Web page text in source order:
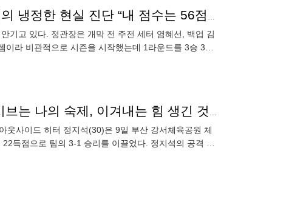
안 데려왔으면 어쩔 뻔…정관장 ‘벼락 스타’ 최서현의 냉정한 현실 진단 “내 점수는 56점, 아직 많이 부족해”[SS현장]
기고 있다. 정관장은 개막 전 주전 세터 염혜선, 백업 김
라 비관적으로 시즌을 시작했는데 1라운드를 3승 3패
‘선두’ 대한항공 이끄는 캡틴 정지석 “흔들리는 리시브는 나의 숙제, 이겨내는 힘 생긴 것 같다”[현장인터뷰]
웃사이드 히터 정지석(30)은 9일 부산 강서체육공원 체
득점으로 팀의 3-1 승리를 이끌었다. 정지석의 공격 성